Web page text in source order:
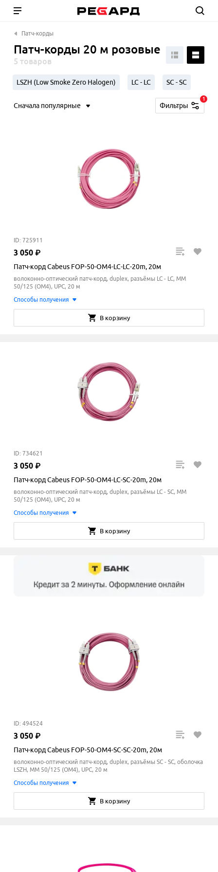
Патч-корды
Патч-корды 20 м розовые
5 товаров
LSZH (Low Smoke Zero Halogen) LC - LC SC - SC
Сначала популярные Фильтры
1
ID: 725911
3 050 ₽
Патч-корд Cabeus FOP-50-OM4-LC-LC-20m, 20м
волоконно-оптический патч-корд, duplex, разъёмы LC - LC, MM
50/125 (ОМ4), UPC, 20 м
Способы получения
В корзину
ID: 734621
3 050 ₽
Патч-корд Cabeus FOP-50-OM4-LC-SC-20m, 20м
волоконно-оптический патч-корд, duplex, разъёмы LC - SC, MM
50/125 (ОМ4), UPC, 20 м
Способы получения
В корзину
ID: 494524
3 050 ₽
Патч-корд Cabeus FOP-50-OM4-SC-SC-20m, 20м
волоконно-оптический патч-корд, duplex, разъёмы SC - SC, оболочка
LSZH, MM 50/125 (ОМ4), UPC, 20 м
Способы получения
В корзину